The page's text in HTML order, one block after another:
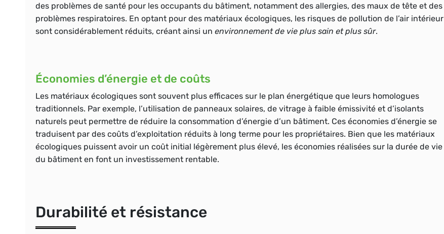
des problèmes de santé pour les occupants du bâtiment, notamment des allergies, des maux de tête et des
problèmes respiratoires. En optant pour des matériaux écologiques, les risques de pollution de l’air intérieur
sont considérablement réduits, créant ainsi un environnement de vie plus sain et plus sûr.
Économies d’énergie et de coûts
Les matériaux écologiques sont souvent plus efficaces sur le plan énergétique que leurs homologues
traditionnels. Par exemple, l’utilisation de panneaux solaires, de vitrage à faible émissivité et d’isolants
naturels peut permettre de réduire la consommation d’énergie d’un bâtiment. Ces économies d’énergie se
traduisent par des coûts d’exploitation réduits à long terme pour les propriétaires. Bien que les matériaux
écologiques puissent avoir un coût initial légèrement plus élevé, les économies réalisées sur la durée de vie
du bâtiment en font un investissement rentable.
Durabilité et résistance